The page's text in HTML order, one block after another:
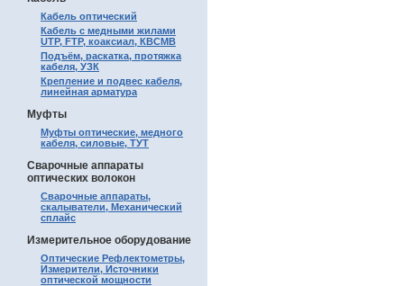
Кабель оптический
Кабель с медными жилами
UTP, FTP, коаксиал, КВСМВ
Подъём, раскатка, протяжка
кабеля, УЗК
Крепление и подвес кабеля,
линейная арматура
Муфты
Муфты оптические, медного
кабеля, силовые, ТУТ
Сварочные аппараты
оптических волокон
Сварочные аппараты,
скалыватели, Механический
сплайс
Измерительное оборудование
Оптические Рефлектометры,
Измерители, Источники
оптической мощности